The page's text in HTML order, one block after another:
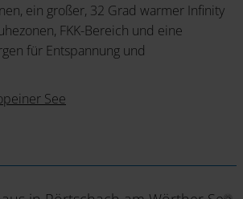
ein großer, 32 Grad warmer Infinity
FKK-Bereich und eine
für Entspannung und
See